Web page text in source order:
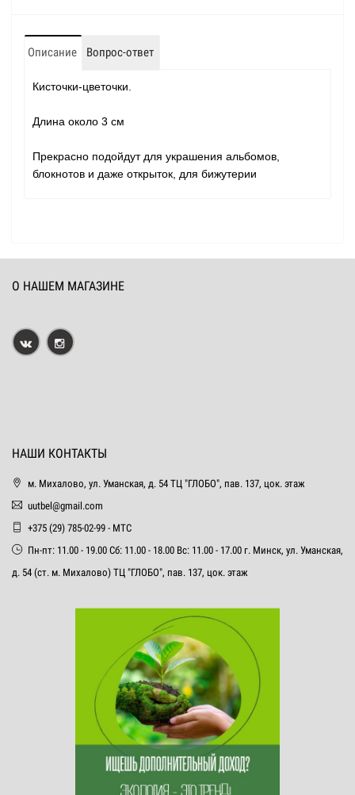
Описание Вопрос-ответ
Кисточки-цветочки.
Длина около 3 см
Прекрасно подойдут для украшения альбомов,
блокнотов и даже открыток, для бижутерии
О НАШЕМ МАГАЗИНЕ
НАШИ КОНТАКТЫ
м. Михалово, ул. Уманская, д. 54 ТЦ "ГЛОБО", пав. 137, цок. этаж
uutbel@gmail.com
+375 (29) 785-02-99 - МТС
Пн-пт: 11.00 - 19.00 Сб: 11.00 - 18.00 Вс: 11.00 - 17.00 г. Минск, ул. Уманская,
д. 54 (ст. м. Михалово) ТЦ "ГЛОБО", пав. 137, цок. этаж